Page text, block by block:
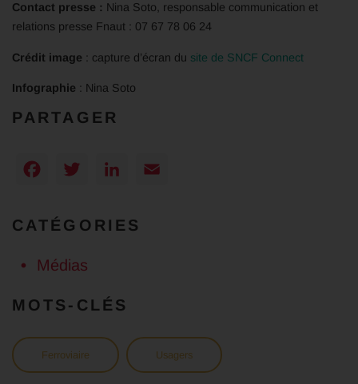
Contact presse : Nina Soto, responsable communication et
relations presse Fnaut : 07 67 78 06 24
Crédit image : capture d’écran du site de SNCF Connect
Infographie : Nina Soto
PARTAGER
Facebook
TwitterLinkedIn
CATÉGORIES
Médias
MOTS-CLÉS
Ferroviaire Usagers